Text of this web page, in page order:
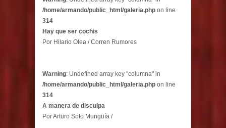
/home/armando/public_html/galeria.php on line
314
Hay que ser cochis
Por Hilario Olea / Corren Rumores
Warning: Undefined array key "columna" in
/home/armando/public_html/galeria.php on line
314
A manera de disculpa
Por Arturo Soto Munguía /